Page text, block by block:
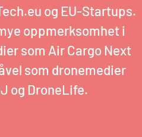
og EU-Startups.
oppmerksomhet i
som Air Cargo Next
som dronemedier
og DroneLife.